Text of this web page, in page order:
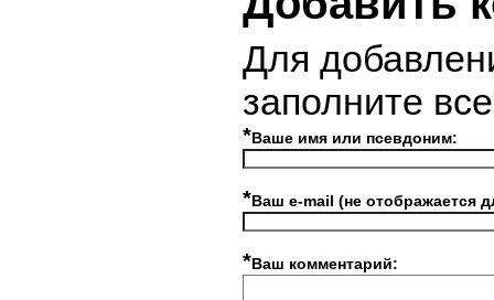
Для
заполните
*Ваше имя или псевдоним:
*Ваш e-mail (не отображается
*Ваш комментарий: